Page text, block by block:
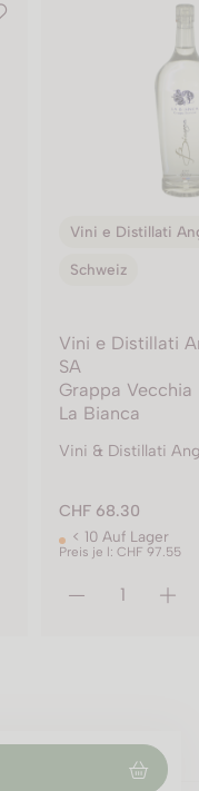
Vini e Distillati
Schweiz
Vini e Distillati
SA
Grappa
LA BIONDA
Vini & Distillati
CHF 85.30
< 10 Auf Lager
Preis je l: CHF 121.85